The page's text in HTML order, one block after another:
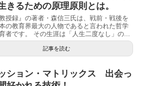
きるための原理原則とは。
教授録』の著者・森信三氏は、戦前・戦後を
の教育界最大の人物であると言われた哲学
者です。 その生涯は「人生二度なし」の...
記事を読む
ション・マトリックス 出会っ